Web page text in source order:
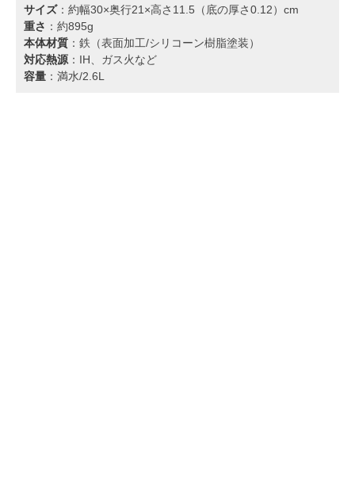
サイズ：約幅30×奥行21×高さ11.5（底の厚さ0.12）cm
重さ ：約895g
本体材質 ：鉄（表面加工/シリコーン樹脂塗装）
対応熱源 ：IH、ガス火など
容量 ：満水/2.6L